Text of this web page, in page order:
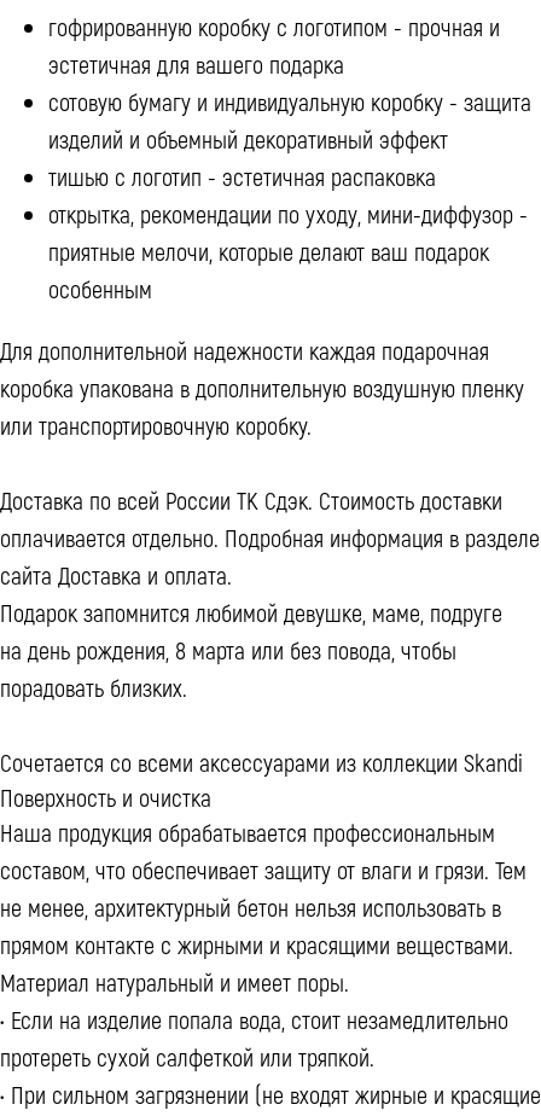
гофрированную коробку с логотипом - прочная и
эстетичная для вашего подарка
сотовую бумагу и индивидуальную коробку - защита
изделий и объемный декоративный эффект
тишью с логотип - эстетичная распаковка
открытка, рекомендации по уходу, мини-диффузор -
приятные мелочи, которые делают ваш подарок
особенным
Для дополнительной надежности каждая подарочная
коробка упакована в дополнительную воздушную пленку
или транспортировочную коробку.
Доставка по всей России ТК Сдэк. Стоимость доставки
оплачивается отдельно. Подробная информация в разделе
сайта Доставка и оплата.
Подарок запомнится любимой девушке, маме, подруге
на день рождения, 8 марта или без повода, чтобы
порадовать близких.
Сочетается со всеми аксессуарами из коллекции Skandi
Поверхность и очистка
Наша продукция обрабатывается профессиональным
составом, что обеспечивает защиту от влаги и грязи. Тем
не менее, архитектурный бетон нельзя использовать в
прямом контакте с жирными и красящими веществами.
Материал натуральный и имеет поры.
• Если на изделие попала вода, стоит незамедлительно
протереть сухой салфеткой или тряпкой.
• При сильном загрязнении (не входят жирные и красящие